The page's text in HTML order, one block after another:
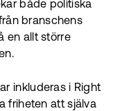
både politiska
branschens
en allt större
inkluderas i Right
friheten att själva